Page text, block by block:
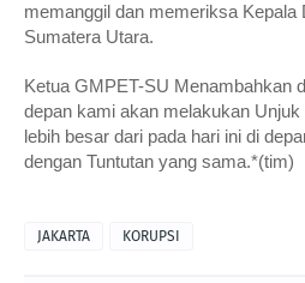
memanggil dan memeriksa
Sumatera Utara.
Ketua GMPET-SU Menambahkan
depan kami akan melakukan
lebih besar dari pada hari ini di
dengan Tuntutan yang sama.*(tim)
JAKARTA KORUPSI